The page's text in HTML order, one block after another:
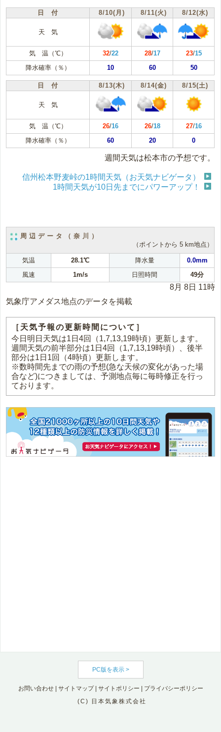
日 付 8/10(月) 8/11(火) 8/12(水)
天 気
気 温（℃） 32/22 28/17 23/15
降水確率（％）
10 60 50
日 付 8/13(木) 8/14(金) 8/15(土)
天 気
気 温（℃） 26/16 26/18 27/16
降水確率（％）
60 20 0
週間天気は松本市の予想です。
信州松本野麦峠の1時間天気（お天気ナビゲータ）
1時間天気が10日先までにパワーアップ！
周辺データ（奈川）
（ポイントから 5 km地点）
気温 28.1℃ 降水量
0.0mm
風速
1m/s 日照時間 49分
8月 8日 11時
気象庁アメダス地点のデータを掲載
［天気予報の更新時間について］
今日明日天気は1日4回（1,7,13,19時頃）更新します。
週間天気の前半部分は1日4回（1,7,13,19時頃）、後半
部分は1日1回（4時頃）更新します。
※数時間先までの雨の予想(急な天候の変化があった場
合など)につきましては、予測地点毎に毎時修正を行っ
ております。
PC版を表示 >
お問い合わせ| サイトマップ| サイトポリシー
プライバシーポリシー
(C) 日本気象株式会社